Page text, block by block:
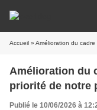
Accueil » Amélioration du cadre
Amélioration du
priorité de notre
Publié le 10/06/2026 à